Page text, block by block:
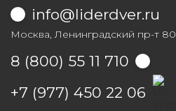
info@liderdver.ru
Москва, Ленинградский пр-т
8 (800) 55 11 710
+7 (977) 450 22 06